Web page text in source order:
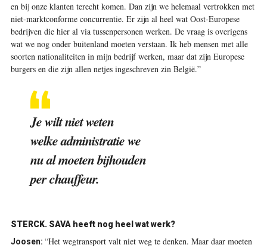
en bij onze klanten terecht komen. Dan zijn we helemaal vertrokken met
niet-marktconforme concurrentie. Er zijn al heel wat Oost-Europese
bedrijven die hier al via tussenpersonen werken. De vraag is overigens
wat we nog onder buitenland moeten verstaan. Ik heb mensen met alle
soorten nationaliteiten in mijn bedrijf werken, maar dat zijn Europese
burgers en die zijn allen netjes ingeschreven zin België.”
Je wilt niet weten
welke administratie we
nu al moeten bijhouden
per chauffeur.
STERCK. SAVA heeft nog heel wat werk?
Joosen: “Het wegtransport valt niet weg te denken. Maar daar moeten